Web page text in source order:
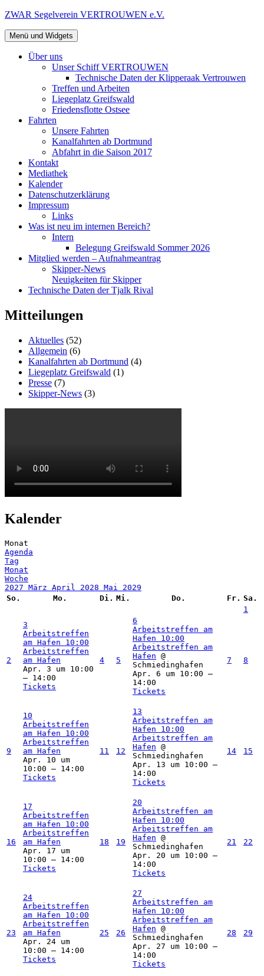
Zum
springen
ZWAR Segelverein VERTROUWEN e.V.
Menü und Widgets
Über uns
Unser Schiff VERTROUWEN
Technische Daten der Klipperaak Vertrouwen
Treffen und Arbeiten
Liegeplatz Greifswald
Friedensflotte Ostsee
Fahrten
Unsere Fahrten
Kanalfahrten ab Dortmund
Abfahrt in die Saison 2017
Kontakt
Mediathek
Kalender
Datenschutzerklärung
Impressum
Links
Was ist neu im internen Bereich?
Intern
Belegung Greifswald Sommer 2026
Mitglied werden – Aufnahmeantrag
Skipper-News
Neuigkeiten für Skipper
Technische Daten der Tjalk Rival
Mitteilungen
Aktuelles (52)
Allgemein (6)
Kanalfahrten ab Dortmund (4)
Liegeplatz Greifswald (1)
Presse (7)
Skipper-News (3)
Kalender
Monat
Agenda
Tag
Monat
Woche
2027 März April 2028 Mai 2029
So.
Mo. Di. Mi. Do. Fr. Sa.
1
2
3
Arbeitstreffen
am Hafen 10:00
Arbeitstreffen
am Hafen
Apr. 3 um 10:00
– 14:00
Tickets
4 5
6
Arbeitstreffen am
Hafen 10:00
Arbeitstreffen am
Hafen @
Schmiedinghafen
Apr. 6 um 10:00 –
14:00
Tickets
7 8
9
10
Arbeitstreffen
am Hafen 10:00
Arbeitstreffen
am Hafen
Apr. 10 um
10:00 – 14:00
Tickets
11 12
13
Arbeitstreffen am
Hafen 10:00
Arbeitstreffen am
Hafen @
Schmiedinghafen
Apr. 13 um 10:00 –
14:00
Tickets
14 15
16
17
Arbeitstreffen
am Hafen 10:00
Arbeitstreffen
am Hafen
Apr. 17 um
10:00 – 14:00
Tickets
18 19
20
Arbeitstreffen am
Hafen 10:00
Arbeitstreffen am
Hafen @
Schmiedinghafen
Apr. 20 um 10:00 –
14:00
Tickets
21 22
23
24
Arbeitstreffen
am Hafen 10:00
Arbeitstreffen
am Hafen
Apr. 24 um
10:00 – 14:00
Tickets
25 26
27
Arbeitstreffen am
Hafen 10:00
Arbeitstreffen am
Hafen @
Schmiedinghafen
Apr. 27 um 10:00 –
14:00
Tickets
28 29